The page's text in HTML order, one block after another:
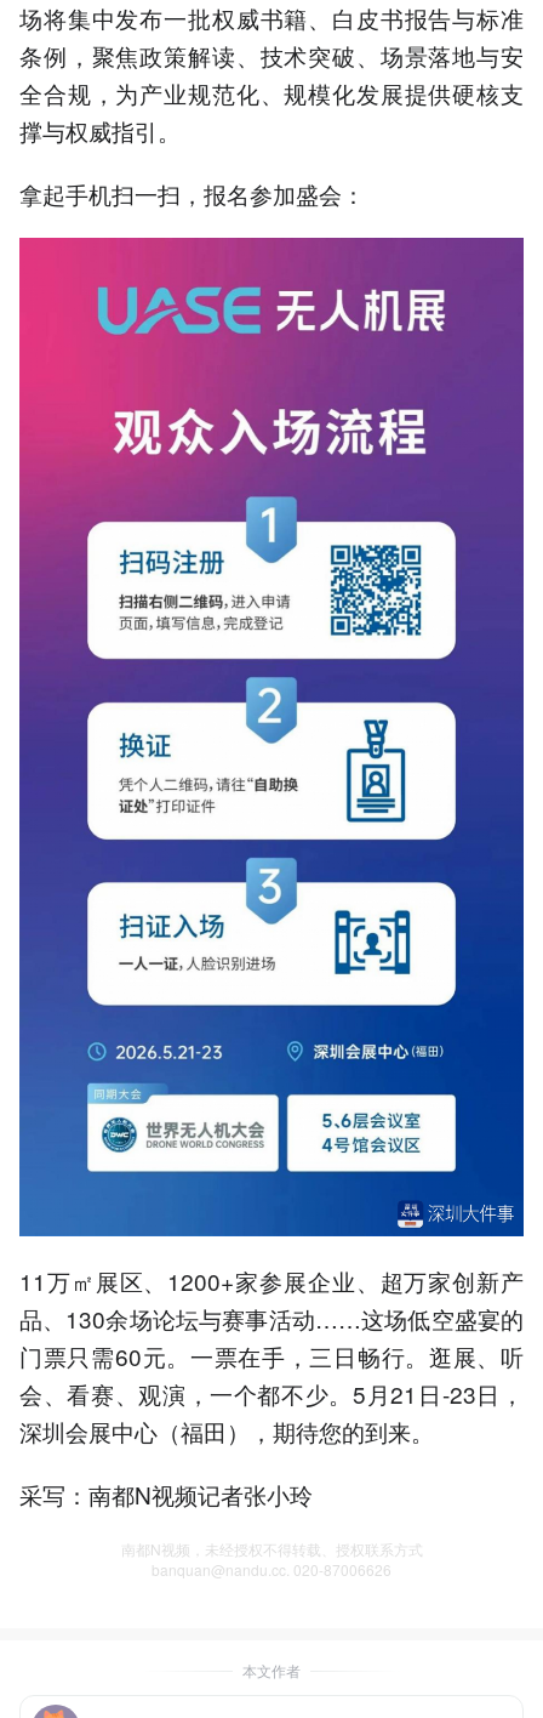
场将集中发布一批权威书籍、白皮书报告与标准
条例，聚焦政策解读、技术突破、场景落地与安
全合规，为产业规范化、规模化发展提供硬核支
撑与权威指引。
拿起手机扫一扫，报名参加盛会：
11万㎡展区、1200+家参展企业、超万家创新产
品、130余场论坛与赛事活动……这场低空盛宴的
门票只需60元。一票在手，三日畅行。逛展、听
会、看赛、观演，一个都不少。5月21日-23日，
深圳会展中心（福田），期待您的到来。
采写：南都N视频记者张小玲
南都N视频，未经授权不得转载、授权联系方式
banquan@nandu.cc. 020-87006626
本文作者